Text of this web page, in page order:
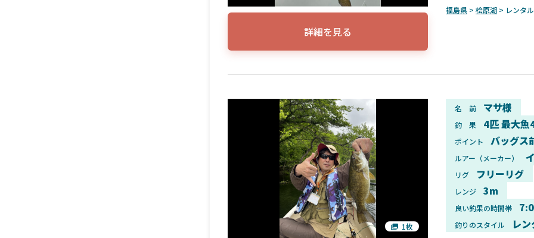
福島県 > 桧原湖 > レンタ
詳細を見る
1枚
名 前 マサ様
釣 果 4匹 最大
ポイント バッグス
ルアー（メーカー）
リグ フリーリグ
レンジ 3m
良い釣果の時間帯
釣りのスタイル レ